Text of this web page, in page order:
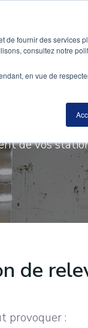
de fournir des services
consultez notre
en vue de
de vos
de
provoquer :